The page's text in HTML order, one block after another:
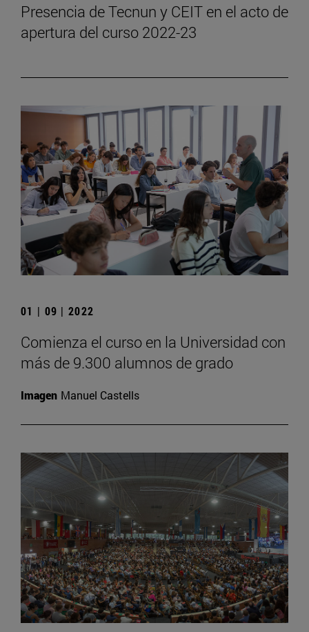
Presencia de Tecnun y CEIT en el acto de
apertura del curso 2022-23
01 | 09 | 2022
Comienza el curso en la Universidad con
más de 9.300 alumnos de grado
Imagen Manuel Castells